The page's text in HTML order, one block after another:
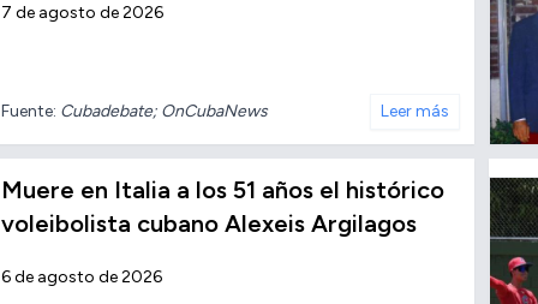
7 de agosto de 2026
Fuente: Cubadebate; OnCubaNews Leer más
Muere en Italia a los 51 años el histórico
voleibolista cubano Alexeis Argilagos
6 de agosto de 2026